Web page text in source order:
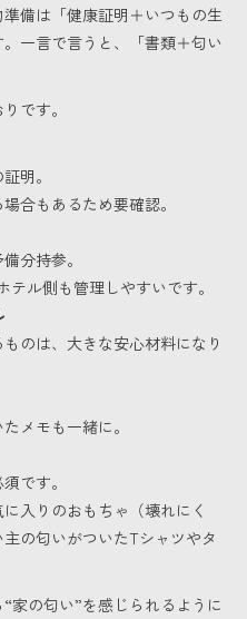
備は「健康証明＋いつもの生
一言で言うと、「書類＋匂い
です。
明。
合もあるため要確認。
分持参。
ル側も管理しやすいです。
のは、大きな安心材料になり
メモも一緒に。
です。
入りのおもちゃ（壊れにく
の匂いがついたTシャツやタ
家の匂い”を感じられるように